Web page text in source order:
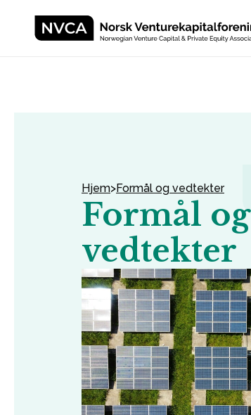
Hjem>Formål og vedtekter
Formål og
vedtekter
Skip to content